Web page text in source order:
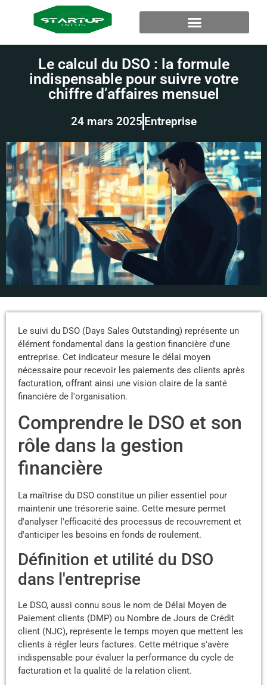
Le calcul du DSO : la formule
indispensable pour suivre votre
chiffre d’affaires mensuel
24 mars 2025 Entreprise
Le suivi du DSO (Days Sales Outstanding) représente un
élément fondamental dans la gestion financière d'une
entreprise. Cet indicateur mesure le délai moyen
nécessaire pour recevoir les paiements des clients après
facturation, offrant ainsi une vision claire de la santé
financière de l'organisation.
Comprendre le DSO et son
rôle dans la gestion
financière
La maîtrise du DSO constitue un pilier essentiel pour
maintenir une trésorerie saine. Cette mesure permet
d'analyser l'efficacité des processus de recouvrement et
d'anticiper les besoins en fonds de roulement.
Définition et utilité du DSO
dans l'entreprise
Le DSO, aussi connu sous le nom de Délai Moyen de
Paiement clients (DMP) ou Nombre de Jours de Crédit
client (NJC), représente le temps moyen que mettent les
clients à régler leurs factures. Cette métrique s'avère
indispensable pour évaluer la performance du cycle de
facturation et la qualité de la relation client.